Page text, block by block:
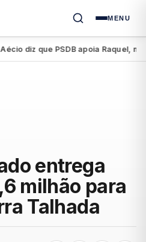
MENU
diz que PSDB apoia Raquel, mas
entrega
milhão para
Talhada